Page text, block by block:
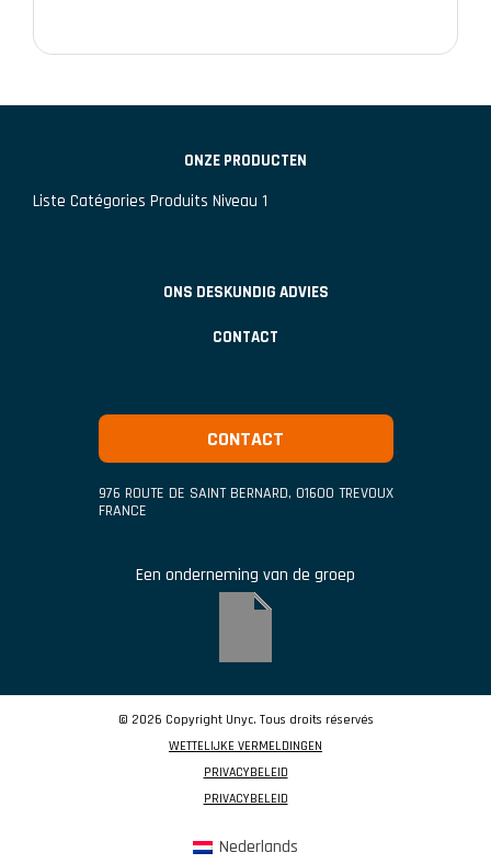
ONZE PRODUCTEN
Liste Catégories Produits Niveau 1
ONS DESKUNDIG ADVIES
CONTACT
CONTACT
976 ROUTE DE SAINT BERNARD, 01600 TREVOUX
FRANCE
Een onderneming van de groep
© 2026 Copyright Unyc. Tous droits réservés
WETTELIJKE VERMELDINGEN
PRIVACYBELEID
PRIVACYBELEID
Nederlands